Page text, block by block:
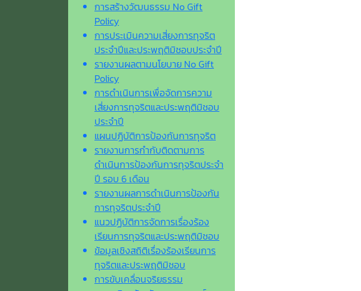
การสร้างวัฒนธรรม No Gift
Policy
การประเมินความเสี่ยงการทุจริต
ประจำปีและประพฤติมิชอบประจำปี
รายงานผลตามนโยบาย No Gift
Policy
การดำเนินการเพื่อจัดการความ
เสี่ยงการทุจริตและประพฤติมิชอบ
ประจำปี
แผนปฏิบัติการป้องกันการทุจริต
รายงานการกำกับติดตามการ
ดำเนินการป้องกันการทุจริตประจำ
ปี รอบ 6 เดือน
รายงานผลการดำเนินการป้องกัน
การทุจริตประจำปี
แนวปฏิบัติการจัดการเรื่องร้อง
เรียนการทุจริตและประพฤติมิชอบ
ข้อมูลเชิงสถิติเรื่องร้องเรียนการ
ทุจริตและประพฤติมิชอบ
การขับเคลื่อนจริยธรรม